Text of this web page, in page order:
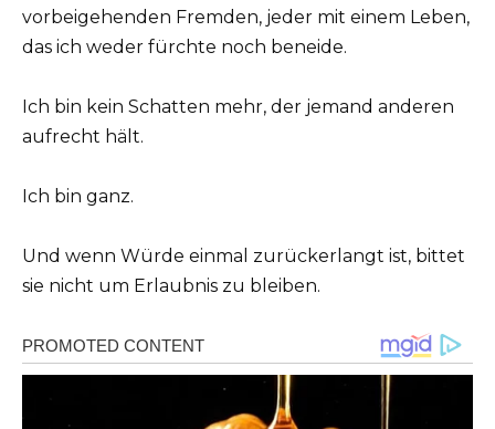
vorbeigehenden Fremden, jeder mit einem Leben,
das ich weder fürchte noch beneide.
Ich bin kein Schatten mehr, der jemand anderen
aufrecht hält.
Ich bin ganz.
Und wenn Würde einmal zurückerlangt ist, bittet
sie nicht um Erlaubnis zu bleiben.